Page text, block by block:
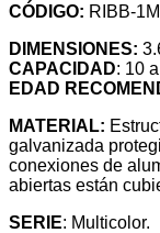
CÓDIGO: RIBB-
DIMENSIONES:
CAPACIDAD: 10
EDAD
MATERIAL:
galvanizada
conexiones de
abiertas están
SERIE: Multicolor.